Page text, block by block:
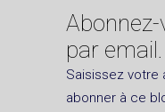
par email.
Saisissez votre
abonner à ce